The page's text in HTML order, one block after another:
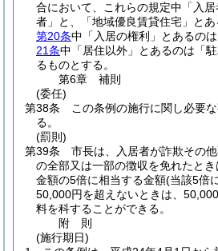
合において、これらの規定中「入
者」と、「地域優良賃貸住宅」とあ
第20条中「入居の権利」とあるのは
21条中「居住以外」とあるのは「
るものとする。
第6章
補則
(委任)
第38条
この条例の施行に関し必要
る。
(罰則)
第39条
市長は、入居者が詐欺その
の全部又は一部の徴収を免れたと
金額の5倍に相当する金額(当該5倍
50,000円を超えないときは、
料を科することができる。
附 則
(施行期日)